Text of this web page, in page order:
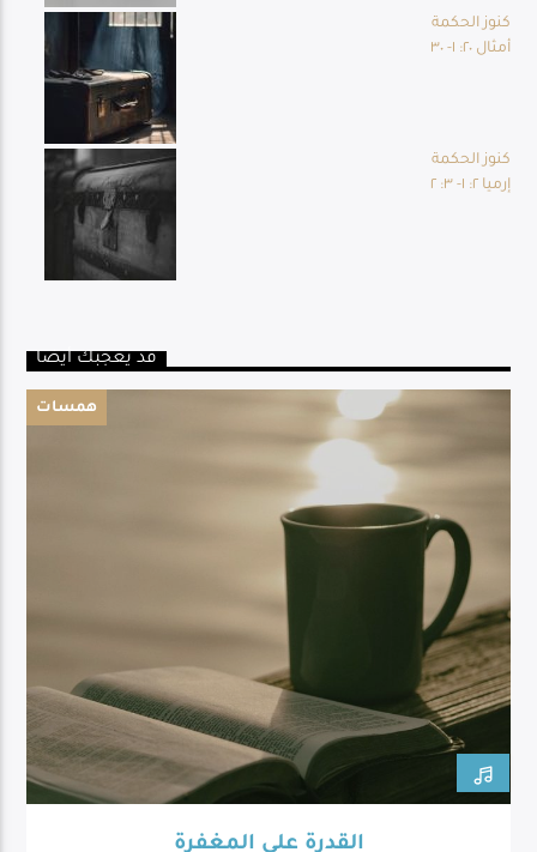
كنوز الحكمة
أمثال ٢٠: ١- ٣٠
كنوز الحكمة
إرميا ٢: ١- ٣: ٢
قد يعجبك أيضا
همسات
القدرة على المغفرة